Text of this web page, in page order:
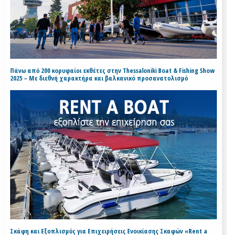
Πάνω από 200 κορυφαίοι εκθέτες στην Thessaloniki Boat & Fishing Show
2025 – Με διεθνή χαρακτήρα και βαλκανικό προσανατολισμό
Σκάφη και Εξοπλισμός για Επιχειρήσεις Ενοικίασης Σκαφών «Rent a